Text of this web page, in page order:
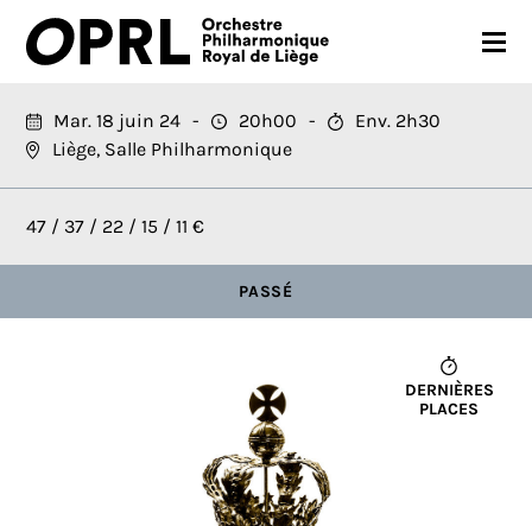
CONCERTS
SAISON 26-27
JEUNES PUBLICS
OPRL
EN PRATIQUE
NOUS SOUTENIR
Mar. 18 juin 24 20h00
Env. 2h30
Liège, Salle Philharmonique
47 / 37 / 22 / 15 / 11 €
PASSÉ
DERNIÈRES
PLACES